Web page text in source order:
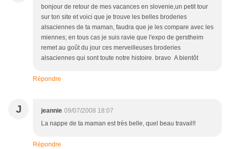
bonjour de retour de mes vacances en slovenie,un petit tour
sur ton site et voici que je trouve les belles broderies
alsaciennes de ta maman, faudra que je les compare avec les
miennes; en tous cas je suis ravie que l'expo de gerstheim
remet au goût du jour ces merveilleuses broderies
alsaciennes qui sont toute notre histoire. bravo A bientôt
Répondre
J jeannie 09/07/2008 18:07
La nappe de ta maman est très belle, quel beau travail!!
Répondre